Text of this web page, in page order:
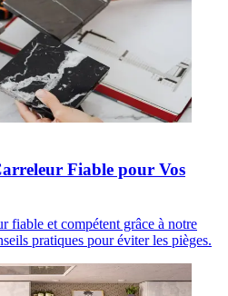
Fiable pour Vos
fiable et compétent grâce à notre
pratiques pour éviter les pièges.